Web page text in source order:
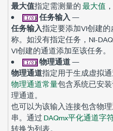
最大值指定需测量的最大值
任务输入 —
任务输入指定要添加VI创建
称。如没有指定任务，NI-
VI创建的通道添加至该任务。
物理通道—
物理通道指定用于生成虚拟
物理通道常量包含系统已安
理通道。
也可以为该输入连接包含物
串。通过 DAQmx平化通道字
转换为列表。